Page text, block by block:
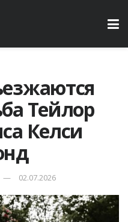
Тейлор
Келси
02.07.2026